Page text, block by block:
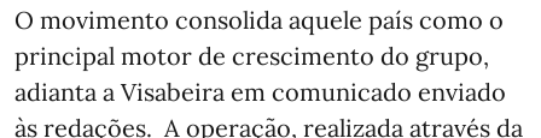
O movimento consolida aquele país como o
principal motor de crescimento do grupo,
adianta a Visabeira em comunicado enviado
às redações. A operação, realizada através da